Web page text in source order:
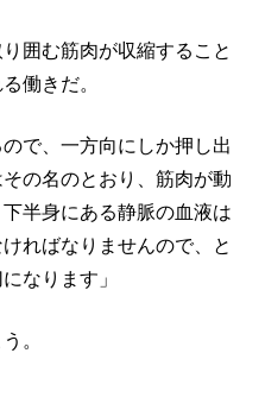
囲む筋肉が収縮すること
働きだ。
で、一方向にしか押し出
の名のとおり、筋肉が動
半身にある静脈の血液は
ればなりませんので、と
なります」
。